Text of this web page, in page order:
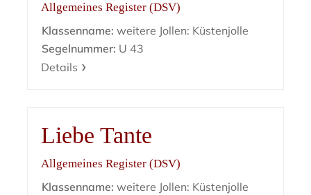
Allgemeines Register (DSV)
Klassenname: weitere Jollen: Küstenjolle
Segelnummer: U 43
Details
Liebe Tante
Allgemeines Register (DSV)
Klassenname: weitere Jollen: Küstenjolle